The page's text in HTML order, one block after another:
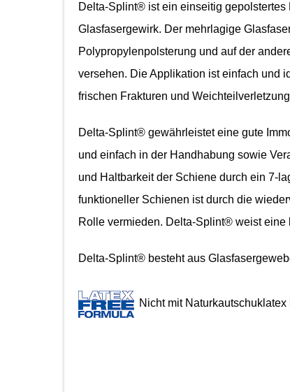
Delta-Splint® ist ein einseitig
Glasfasergewirk. Der mehrlagige
Polypropylenpolsterung und auf der
versehen. Die Applikation ist einfach und
frischen Frakturen und
Delta-Splint® gewährleistet eine gute
und einfach in der Handhabung sowie
und Haltbarkeit der Schiene durch ein 7-
funktioneller Schienen ist durch die
Rolle vermieden. Delta-Splint® weist
Delta-Splint® besteht aus
Nicht mit Naturkautschuklatex